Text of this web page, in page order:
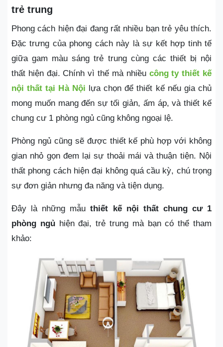
trẻ trung
Phong cách hiện đại đang rất nhiều bạn trẻ yêu thích.
Đặc trưng của phong cách này là sự kết hợp tinh tế
giữa gam màu sáng trẻ trung cùng các thiết bị nội
thất hiện đại. Chính vì thế mà nhiều công ty thiết kế
nội thất tại Hà Nội lựa chọn để thiết kế nếu gia chủ
mong muốn mang đến sự tối giản, ấm áp, vàthiết kế
chung cư 1 phòng ngủ cũng không ngoại lệ.
Phòng ngủ cũng sẽ được thiết kế phù hợp với không
gian nhỏ gọn đem lại sự thoải mái và thuận tiện. Nội
thất phong cách hiện đại không quá cầu kỳ, chú trọng
sự đơn giản nhưng đa năng và tiện dụng.
Đây là những mẫuthiết kế nội thất chung cư 1
phòng ngủ hiện đại, trẻ trung mà bạn có thể tham
khảo: